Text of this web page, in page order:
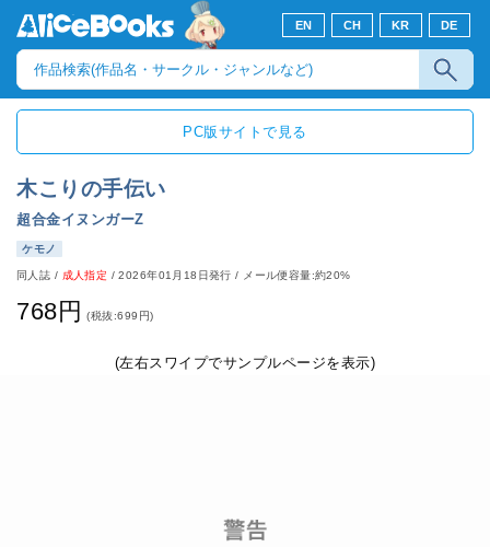
EN CH KR DE
PC版サイトで見る
木こりの手伝い
超合金イヌンガーZ
ケモノ
同人誌 / 成人指定 /2026年01月18日発行 / メール便容量:約20%
768円 (税抜:699円)
(左右スワイプでサンプルページを表示)